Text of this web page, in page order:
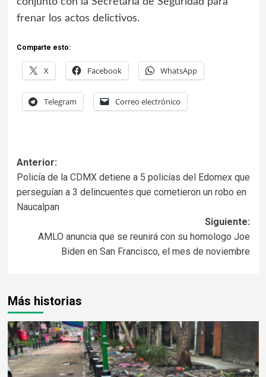
frenar los actos delictivos.
Comparte esto:
X Facebook WhatsApp
Telegram Correo electrónico
Anterior:
Policía de la CDMX detiene a 5 policías del Edomex que
perseguían a 3 delincuentes que cometieron un robo en
Naucalpan
Siguiente:
AMLO anuncia que se reunirá con su homologo Joe
Biden en San Francisco, el mes de noviembre
Más historias